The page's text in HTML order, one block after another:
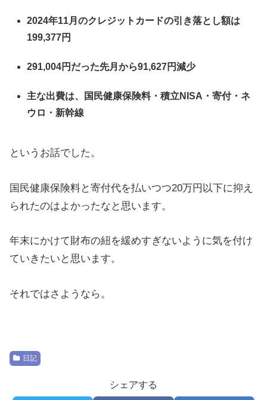
2024年11月のクレジットカードの引き落とし額は
199,377円
291,004円だった先月から91,627円減少
主な出費は、国民健康保険料・積立NISA・寄付・ネ
ウロ・新幹線
というお話でした。
国民健康保険料と寄付代を払いつつ20万円以下に抑え
られたのはよかったなと思います。
年末にかけて財布の紐を緩めすぎないように気を付け
ていきたいと思います。
それではさようなら。
日記
シェアする